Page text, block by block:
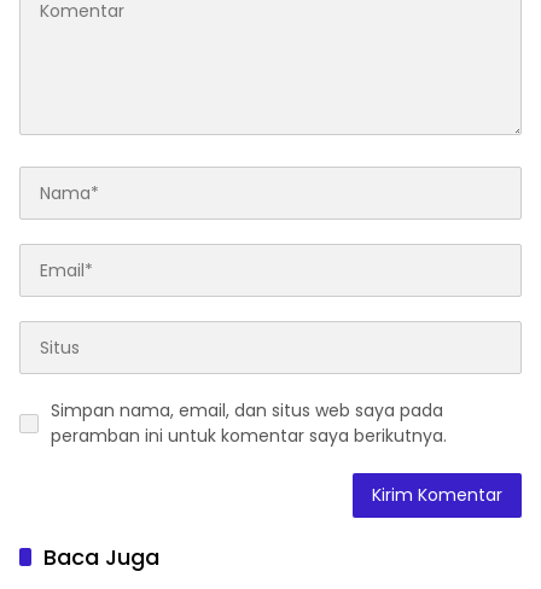
Simpan nama, email, dan situs web saya pada
peramban ini untuk komentar saya berikutnya.
Baca Juga